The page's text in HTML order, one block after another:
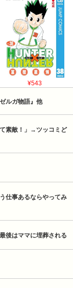
¥543
ルガ物語』他
素敵！」→ツッコミど
仕事あるならやってみ
後はママに埋葬される